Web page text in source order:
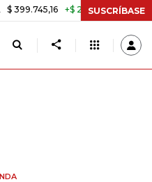
+$ 2.295,71 +0,58% TASA
SUSCRÍBASE